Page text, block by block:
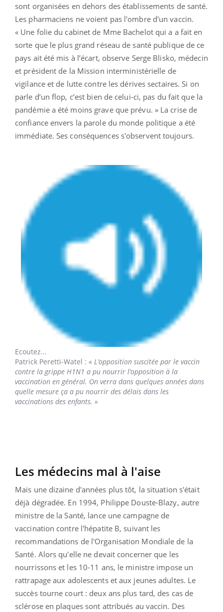
sont organisées en dehors des établissements de santé.
Les pharmaciens ne voient pas l'ombre d'un vaccin.
« Une folie du cabinet de Mme Bachelot qui a a fait en
sorte que le plus grand réseau de santé publique de ce
pays ait été mis à l’écart, observe Serge Blisko, médecin
et président de la Mission interministérielle de
vigilance et de lutte contre les dérives sectaires. Si on
parle d’un flop, c’est bien de celui-ci, pas du fait que la
pandémie a été moins grave que prévu. » La crise de
confiance envers la parole du monde politique a été
immédiate. Ses conséquences s'observent toujours.
Ecoutez...
Patrick Peretti-Watel : « L’opposition suscitée par le vaccin
contre la grippe H1N1 a pu nourrir l’opposition à la
vaccination en général. On verra dans quelques années dans
quelle mesure ça a pu nourrir des délais dans les
vaccinations des enfants. »
Les médecins mal à l'aise
Mais une dizaine d'années plus tôt, la situation s'était
déjà dégradée. En 1994, Philippe Douste-Blazy, autre
ministre de la Santé, lance une campagne de
vaccination contre l'hépatite B, suivant les
recommandations de l'Organisation Mondiale de la
Santé. Alors qu'elle ne devait concerner que les
nourrissons et les 10-11 ans, le ministre impose un
rattrapage aux adolescents et aux jeunes adultes. Le
succès tourne court : deux ans plus tard, des cas de
sclérose en plaques sont attribués au vaccin. Des